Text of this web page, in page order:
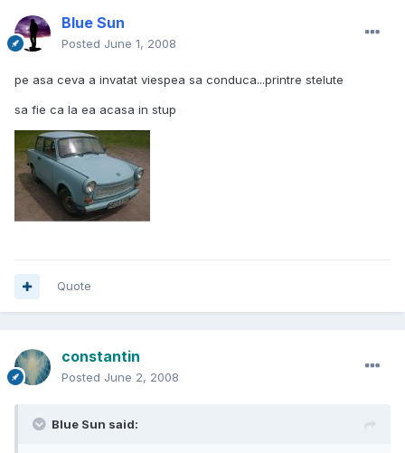
Blue Sun
Posted June 1, 2008
pe asa ceva a invatat viespea sa conduca...printre stelute
sa fie ca la ea acasa in stup
Quote
constantin
Posted June 2, 2008
Blue Sun said: